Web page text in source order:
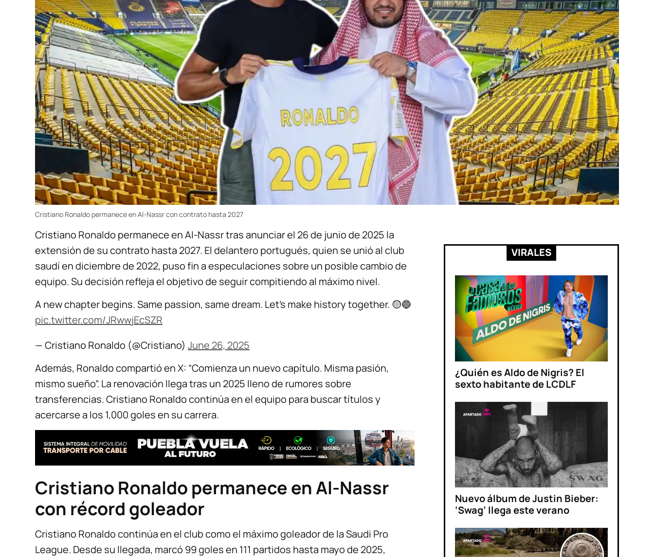
Cristiano Ronaldo permanece en Al-Nassr con contrato hasta 2027
Cristiano Ronaldo permanece en Al-Nassr tras anunciar el 26 de junio de 2025 la
extensión de su contrato hasta 2027. El delantero portugués, quien se unió al club
saudí en diciembre de 2022, puso fin a especulaciones sobre un posible cambio de
equipo. Su decisión refleja el objetivo de seguir compitiendo al máximo nivel.
A new chapter begins. Same passion, same dream. Let’s make history together. 🟡🔵
pic.twitter.com/JRwwjEcSZR
— Cristiano Ronaldo (@Cristiano) June 26, 2025
Además, Ronaldo compartió en X: “Comienza un nuevo capítulo. Misma pasión,
mismo sueño”. La renovación llega tras un 2025 lleno de rumores sobre
transferencias. Cristiano Ronaldo continúa en el equipo para buscar títulos y
acercarse a los 1,000 goles en su carrera.
Cristiano Ronaldo permanece en Al-Nassr
con récord goleador
Cristiano Ronaldo continúa en el club como el máximo goleador de la Saudi Pro
League. Desde su llegada, marcó 99 goles en 111 partidos hasta mayo de 2025,
VIRALES
¿Quién es Aldo de Nigris? El
sexto habitante de LCDLF
Nuevo álbum de Justin Bieber:
‘Swag’ llega este verano